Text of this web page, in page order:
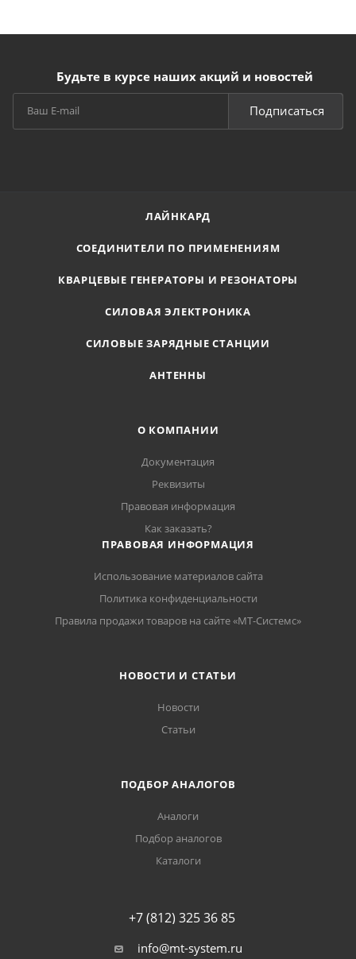
Будьте в курсе наших акций и новостей
Подписаться
ЛАЙНКАРД
СОЕДИНИТЕЛИ ПО ПРИМЕНЕНИЯМ
КВАРЦЕВЫЕ ГЕНЕРАТОРЫ И РЕЗОНАТОРЫ
СИЛОВАЯ ЭЛЕКТРОНИКА
СИЛОВЫЕ ЗАРЯДНЫЕ СТАНЦИИ
АНТЕННЫ
О КОМПАНИИ
Документация
Реквизиты
Правовая информация
Как заказать?
ПРАВОВАЯ ИНФОРМАЦИЯ
Использование материалов сайта
Политика конфиденциальности
Правила продажи товаров на сайте «МТ-Системс»
НОВОСТИ И СТАТЬИ
Новости
Статьи
ПОДБОР АНАЛОГОВ
Аналоги
Подбор аналогов
Каталоги
+7 (812) 325 36 85
info@mt-system.ru